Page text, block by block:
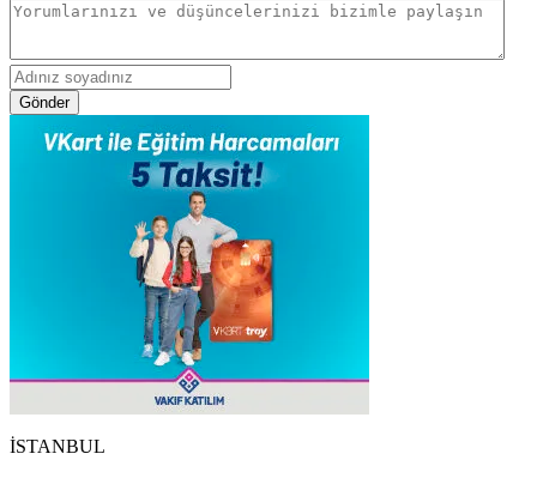
Gönder
İSTANBUL